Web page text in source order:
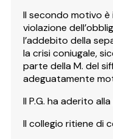
Il secondo motivo
violazione
l’addebito della
la crisi coniugale,
parte della M. del
adeguatamente
Il P.G. ha aderito
Il collegio ritiene di